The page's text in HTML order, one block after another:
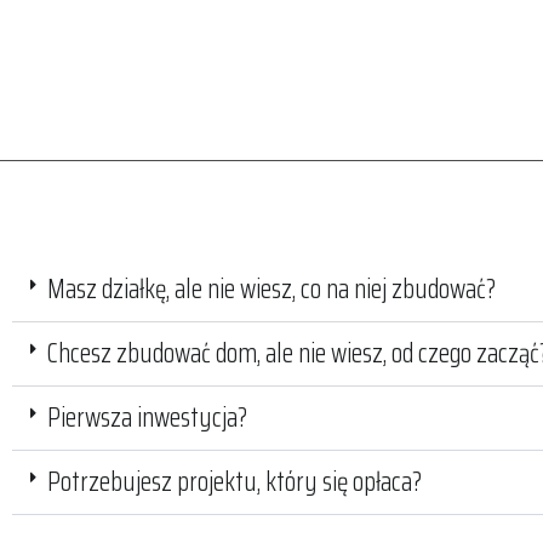
Masz działkę, ale nie wiesz, co na niej zbudować?
Chcesz zbudować dom, ale nie wiesz, od czego
Pierwsza inwestycja?
Potrzebujesz projektu, który się opłaca?